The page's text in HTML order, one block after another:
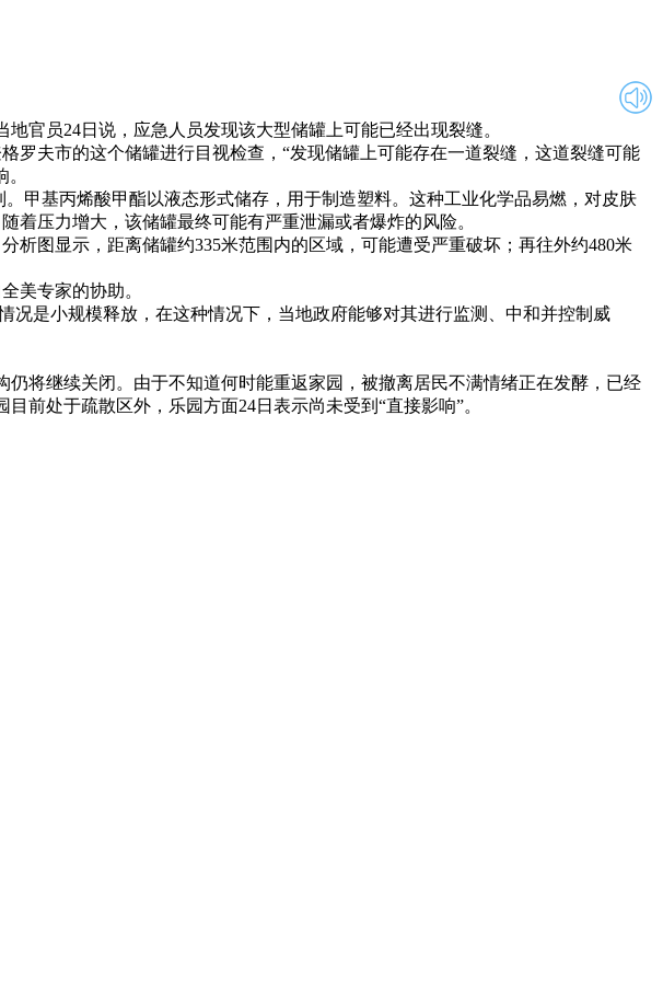
员24日说，应急人员发现该大型储罐上可能已经出现裂缝。
夫市的这个储罐进行目视检查，“发现储罐上可能存在一道裂缝，这道裂缝可能
基丙烯酸甲酯以液态形式储存，用于制造塑料。这种工业化学品易燃，对皮肤
压力增大，该储罐最终可能有严重泄漏或者爆炸的风险。
图显示，距离储罐约335米范围内的区域，可能遭受严重破坏；再往外约480米
美专家的协助。
是小规模释放，在这种情况下，当地政府能够对其进行监测、中和并控制威
继续关闭。由于不知道何时能重返家园，被撤离居民不满情绪正在发酵，已经
前处于疏散区外，乐园方面24日表示尚未受到“直接影响”。